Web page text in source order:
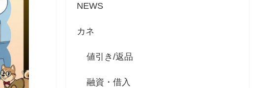
NEWS
カネ
値引き/返品
融資・借入